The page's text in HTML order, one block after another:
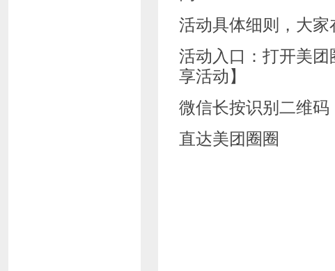
活动具体细则，大
活动入口：打开美
享活动】
微信长按识别二维码
直达美团圈圈